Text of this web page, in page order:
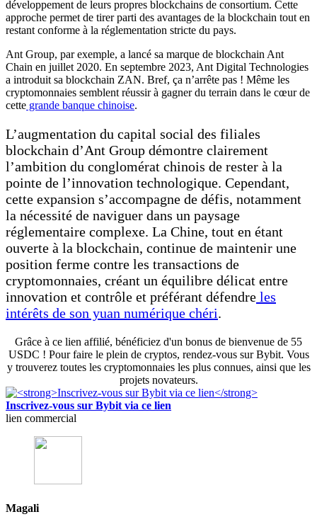
développement de leurs propres blockchains de consortium. Cette
approche permet de tirer parti des avantages de la blockchain tout en
restant conforme à la réglementation stricte du pays.
Ant Group, par exemple, a lancé sa marque de blockchain Ant
Chain en juillet 2020. En septembre 2023, Ant Digital Technologies
a introduit sa blockchain ZAN. Bref, ça n’arrête pas ! Même les
cryptomonnaies semblent réussir à gagner du terrain dans le cœur de
cette grande banque chinoise.
L’augmentation du capital social des filiales
blockchain d’Ant Group démontre clairement
l’ambition du conglomérat chinois de rester à la
pointe de l’innovation technologique. Cependant,
cette expansion s’accompagne de défis, notamment
la nécessité de naviguer dans un paysage
réglementaire complexe. La Chine, tout en étant
ouverte à la blockchain, continue de maintenir une
position ferme contre les transactions de
cryptomonnaies, créant un équilibre délicat entre
innovation et contrôle et préférant défendre les
intérêts de son yuan numérique chéri.
Grâce à ce lien affilié, bénéficiez d'un bonus de bienvenue de 55
USDC ! Pour faire le plein de cryptos, rendez-vous sur Bybit. Vous
y trouverez toutes les cryptomonnaies les plus connues, ainsi que les
projets novateurs.
Inscrivez-vous sur Bybit via ce lien
lien commercial
Magali